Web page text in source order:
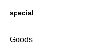
special
Goods